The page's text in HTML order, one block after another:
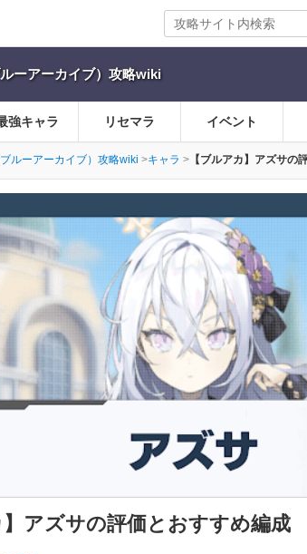
ーアーカイブ）攻略wiki
強キャラ リセマラ イベント
ルーアーカイブ）攻略wiki キャラ 【ブルアカ】アズサの
アズサの評価とおすすめ編成